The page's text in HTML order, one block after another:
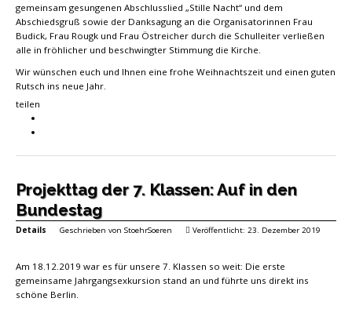
gemeinsam gesungenen Abschlusslied „Stille Nacht“ und dem
Abschiedsgruß sowie der Danksagung an die Organisatorinnen Frau
Budick, Frau Rougk und Frau Östreicher durch die Schulleiter verließen
alle in fröhlicher und beschwingter Stimmung die Kirche.
Wir wünschen euch und Ihnen eine frohe Weihnachtszeit und einen guten
Rutsch ins neue Jahr.
teilen
Projekttag der 7. Klassen: Auf in den
Bundestag
Details Geschrieben von StoehrSoeren Veröffentlicht: 23. Dezember 2019
Am 18.12.2019 war es für unsere 7. Klassen so weit: Die erste
gemeinsame Jahrgangsexkursion stand an und führte uns direkt ins
schöne Berlin.